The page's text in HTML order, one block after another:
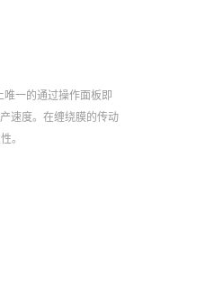
一的通过操作面板即
速度。在缠绕膜的传动
。